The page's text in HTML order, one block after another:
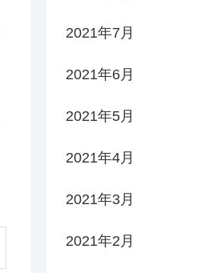
2021年7月
2021年6月
2021年5月
2021年4月
2021年3月
2021年2月